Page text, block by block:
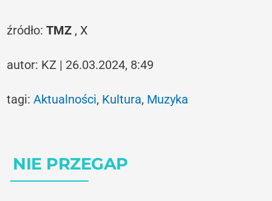
źródło:TMZ , X
autor: KZ | 26.03.2024, 8:49
tagi:Aktualności, Kultura, Muzyka
NIE PRZEGAP